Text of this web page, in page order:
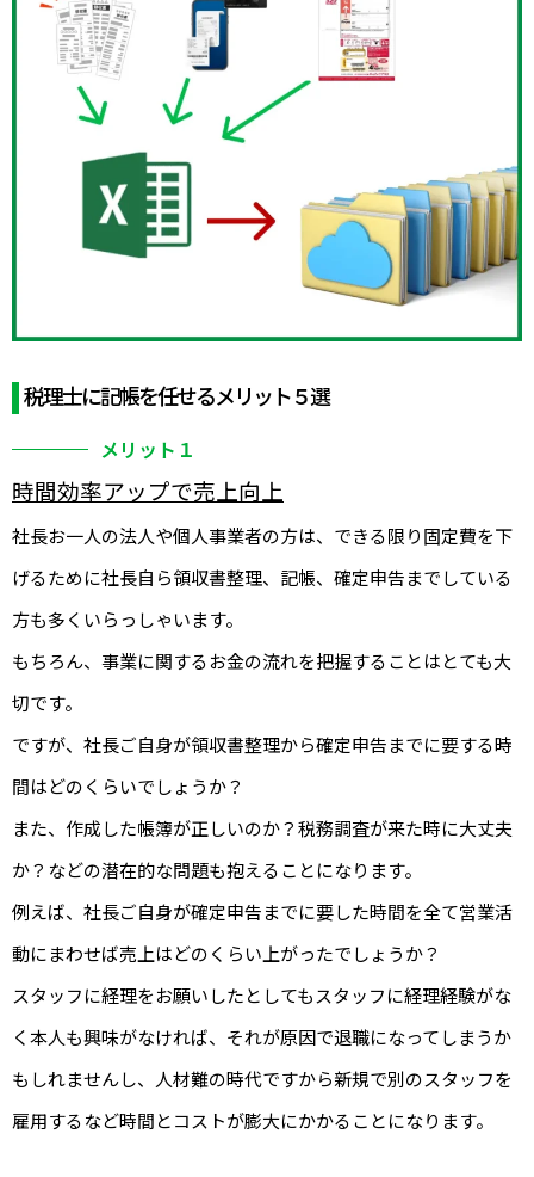
税理士に記帳を任せるメリット５選
メリット１
時間効率アップで売上向上
社長お一人の法人や個人事業者の方は、できる限り固定費を下
げるために社長自ら領収書整理、記帳、確定申告までしている
方も多くいらっしゃいます。
もちろん、事業に関するお金の流れを把握することはとても大
切です。
ですが、社長ご自身が領収書整理から確定申告までに要する時
間はどのくらいでしょうか？
また、作成した帳簿が正しいのか？税務調査が来た時に大丈夫
か？などの潜在的な問題も抱えることになります。
例えば、社長ご自身が確定申告までに要した時間を全て営業活
動にまわせば売上はどのくらい上がったでしょうか？
スタッフに経理をお願いしたとしてもスタッフに経理経験がな
く本人も興味がなければ、それが原因で退職になってしまうか
もしれませんし、人材難の時代ですから新規で別のスタッフを
雇用するなど時間とコストが膨大にかかることになります。